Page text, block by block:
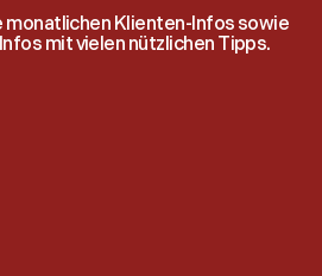
monatlichen Klienten-Infos sowie
mit vielen nützlichen Tipps.